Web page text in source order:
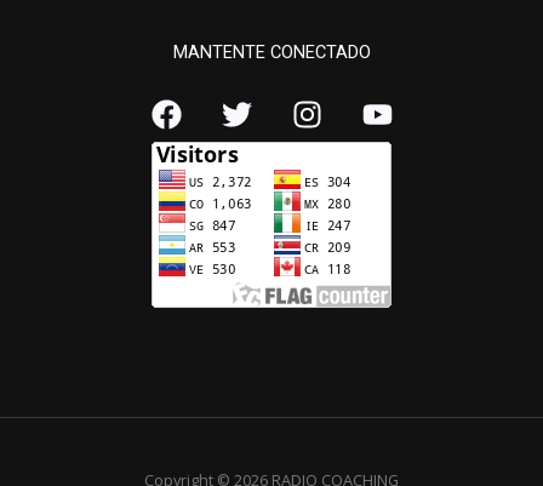
MANTENTE CONECTADO
Copyright © 2026 RADIO COACHING